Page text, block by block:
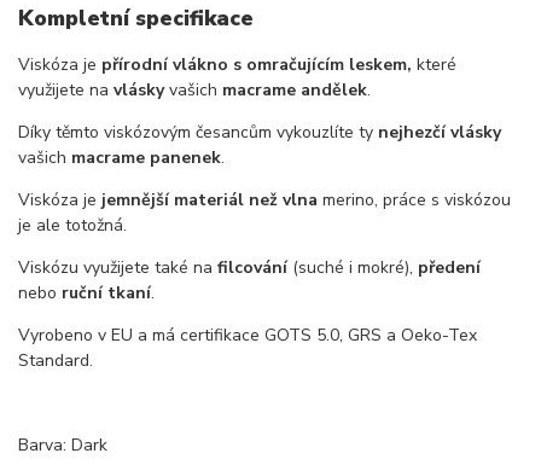
Kompletní specifikace
Viskóza je přírodní vlákno s omračujícím leskem, které
využijete na vláskyvašich macrame andělek.
Díky těmto viskózovým česancům vykouzlíte ty nejhezčí vlásky
vašich macrame panenek.
Viskóza je jemnější materiál než vlna merino, práce s viskózou
je ale totožná.
Viskózu využijete také na filcování (suché i mokré), předení
nebo ruční tkaní.
Vyrobeno v EU a má certifikace GOTS 5.0, GRS a Oeko-Tex
Standard.
Barva: Dark